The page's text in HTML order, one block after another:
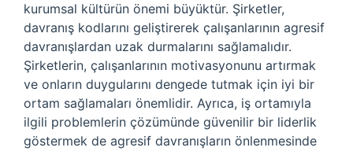
kurumsal kültürün önemi büyüktür. Şirketler,
davranış kodlarını geliştirerek çalışanlarının agresif
davranışlardan uzak durmalarını sağlamalıdır.
Şirketlerin, çalışanlarının motivasyonunu artırmak
ve onların duygularını dengede tutmak için iyi bir
ortam sağlamaları önemlidir. Ayrıca, iş ortamıyla
ilgili problemlerin çözümünde güvenilir bir liderlik
göstermek de agresif davranışların önlenmesinde